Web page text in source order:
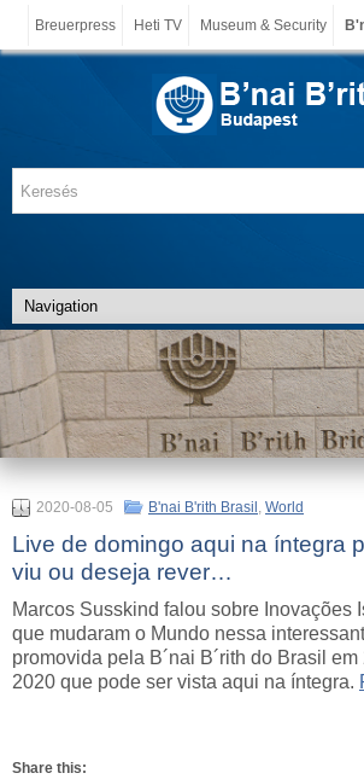
Breuerpress Heti TV Museum & Security
2020-08-05 B'nai B'rith Brasil , World
Live de domingo aqui na íntegra
viu ou deseja rever…
Marcos Susskind falou sobre Inovações
que mudaram o Mundo nessa
promovida pela B´nai B´rith do Brasil
2020 que pode ser vista aqui na íntegra.
Share this: